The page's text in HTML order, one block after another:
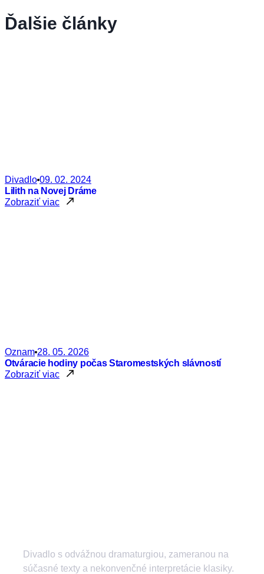
Ďalšie články
Divadlo 09. 02. 2024
Lilith na Novej Dráme
Zobraziť viac
Oznam 28. 05. 2026
Otváracie hodiny počas Staromestských slávností
Zobraziť viac
Divadlo s odvážnou dramaturgiou, zameranou na
súčasné texty a nekonvenčné interpretácie klasiky.